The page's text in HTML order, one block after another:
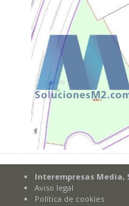
Interempresas Media,
Aviso legal
Política de cookies